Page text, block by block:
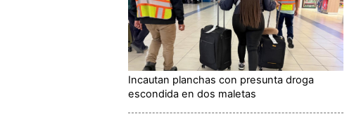
Incautan planchas con presunta droga
escondida en dos maletas